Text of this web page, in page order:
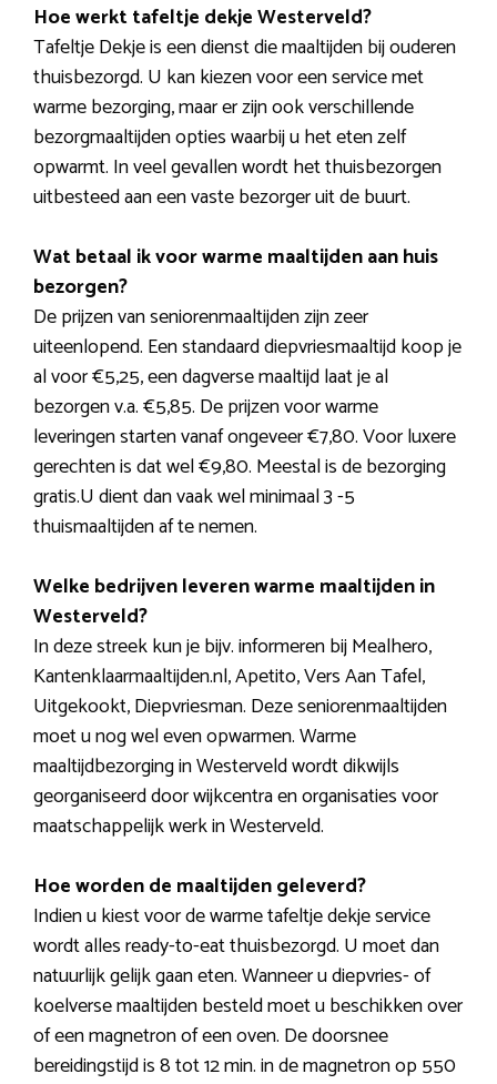
Hoe werkt tafeltje dekje Westerveld?
Tafeltje Dekje is een dienst die maaltijden bij ouderen
thuisbezorgd. U kan kiezen voor een service met
warme bezorging, maar er zijn ook verschillende
bezorgmaaltijden opties waarbij u het eten zelf
opwarmt. In veel gevallen wordt het thuisbezorgen
uitbesteed aan een vaste bezorger uit de buurt.
Wat betaal ik voor warme maaltijden aan huis
bezorgen?
De prijzen van seniorenmaaltijden zijn zeer
uiteenlopend. Een standaard diepvriesmaaltijd koop je
al voor €5,25, een dagverse maaltijd laat je al
bezorgen v.a. €5,85. De prijzen voor warme
leveringen starten vanaf ongeveer €7,80. Voor luxere
gerechten is dat wel €9,80. Meestal is de bezorging
gratis.U dient dan vaak wel minimaal 3 -5
thuismaaltijden af te nemen.
Welke bedrijven leveren warme maaltijden in
Westerveld?
In deze streek kun je bijv. informeren bij Mealhero,
Kantenklaarmaaltijden.nl, Apetito, Vers Aan Tafel,
Uitgekookt, Diepvriesman. Deze seniorenmaaltijden
moet u nog wel even opwarmen. Warme
maaltijdbezorging in Westerveld wordt dikwijls
georganiseerd door wijkcentra en organisaties voor
maatschappelijk werk in Westerveld.
Hoe worden de maaltijden geleverd?
Indien u kiest voor de warme tafeltje dekje service
wordt alles ready-to-eat thuisbezorgd. U moet dan
natuurlijk gelijk gaan eten. Wanneer u diepvries- of
koelverse maaltijden besteld moet u beschikken over
of een magnetron of een oven. De doorsnee
bereidingstijd is 8 tot 12 min. in de magnetron op 550